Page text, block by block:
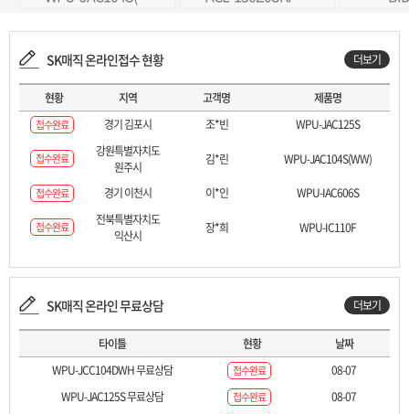
SK매직 온라인접수 현황 더보기
현황 지역 고객명 제품명
접수완료 경기 김포시 조*빈 WPU-JAC125S
접수완료
강원특별자치도
원주시
김*린 WPU-JAC104S(WW)
접수완료 경기 이천시 이*인 WPU-IAC606S
접수완료
전북특별자치도
익산시
장*희 WPU-IC110F
SK매직 온라인 무료상담 더보기
타이틀 현황
날짜
WPU-JCC104DWH 무료상담
접수완료
08-07
WPU-JAC125S 무료상담
접수완료
08-07